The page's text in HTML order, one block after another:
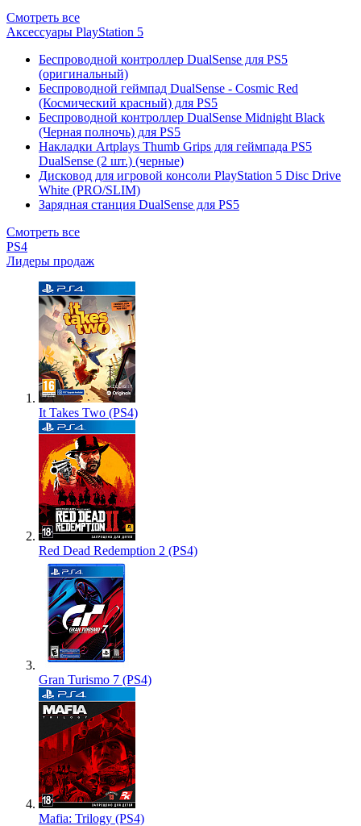
Смотреть все
Аксессуары PlayStation 5
Беспроводной контроллер DualSense для PS5
(оригинальный)
Беспроводной геймпад DualSense - Cosmic Red
(Космический красный) для PS5
Беспроводной контроллер DualSense Midnight Black
(Черная полночь) для PS5
Накладки Artplays Thumb Grips для геймпада PS5
DualSense (2 шт.) (черные)
Дисковод для игровой консоли PlayStation 5 Disc Drive
White (PRO/SLIM)
Зарядная станция DualSense для PS5
Смотреть все
PS4
Лидеры продаж
It Takes Two (PS4)
Red Dead Redemption 2 (PS4)
Gran Turismo 7 (PS4)
Mafia: Trilogy (PS4)